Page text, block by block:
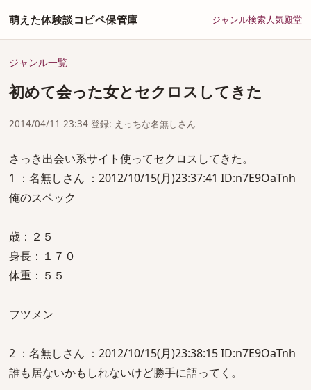
萌えた体験談コピペ保管庫 ジャンル検索人気殿堂
ジャンル一覧
初めて会った女とセクロスしてきた
2014/04/11 23:34 登録: えっちな名無しさん
さっき出会い系サイト使ってセクロスしてきた。
1 ：名無しさん ：2012/10/15(月)23:37:41 ID:n7E9OaTnh
俺のスペック
歳：２５
身長：１７０
体重：５５
フツメン
2 ：名無しさん ：2012/10/15(月)23:38:15 ID:n7E9OaTnh
誰も居ないかもしれないけど勝手に語ってく。